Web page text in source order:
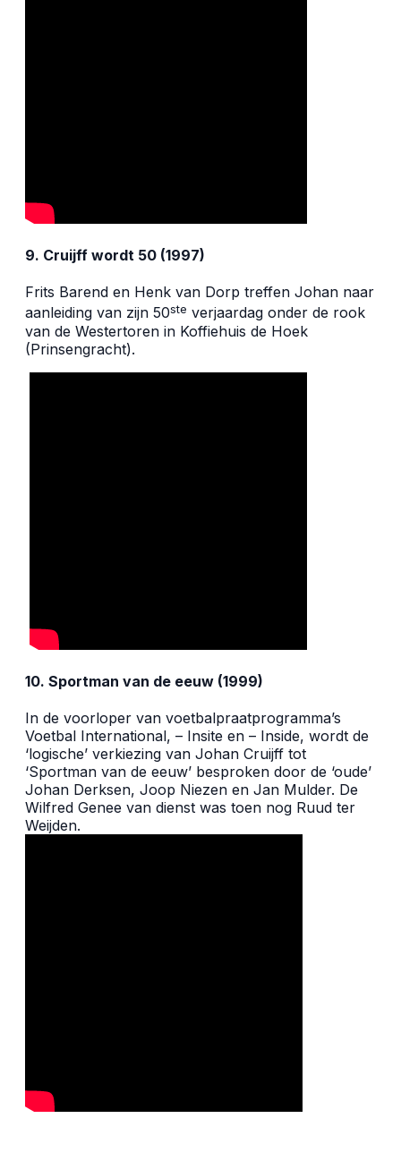
9. Cruijff wordt 50 (1997)
Frits Barend en Henk van Dorp treffen Johan naar
aanleiding van zijn 50ste verjaardag onder de rook
van de Westertoren in Koffiehuis de Hoek
(Prinsengracht).
10. Sportman van de eeuw (1999)
In de voorloper van voetbalpraatprogramma’s
Voetbal International, – Insite en – Inside, wordt de
‘logische’ verkiezing van Johan Cruijff tot
‘Sportman van de eeuw’ besproken door de ‘oude’
Johan Derksen, Joop Niezen en Jan Mulder. De
Wilfred Genee van dienst was toen nog Ruud ter
Weijden.